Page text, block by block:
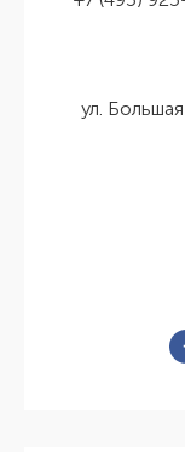
ул.